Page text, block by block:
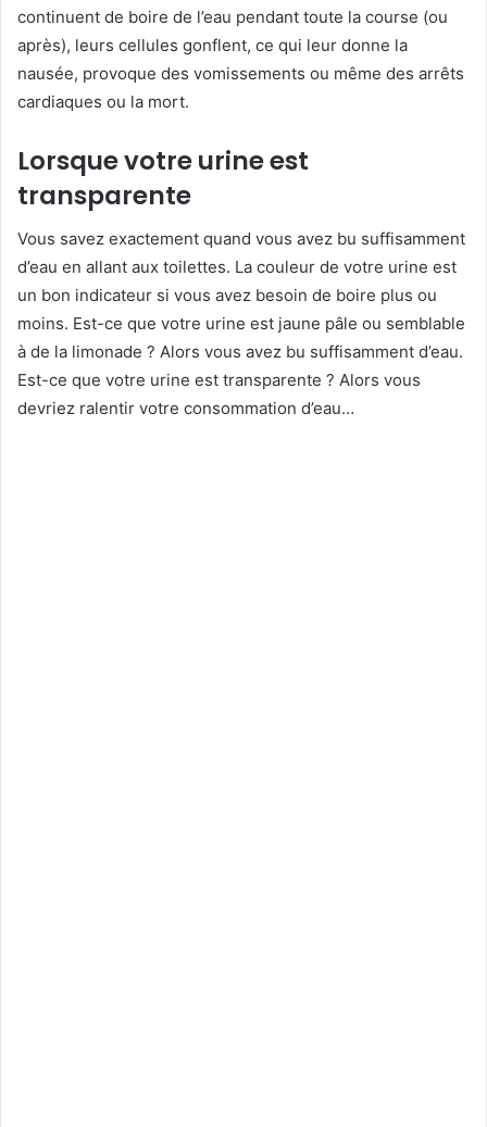
continuent de boire de l’eau pendant toute la course (ou
après), leurs cellules gonflent, ce qui leur donne la
nausée, provoque des vomissements ou même des arrêts
cardiaques ou la mort.
Lorsque votre urine est
transparente
Vous savez exactement quand vous avez bu suffisamment
d’eau en allant aux toilettes. La couleur de votre urine est
un bon indicateur si vous avez besoin de boire plus ou
moins. Est-ce que votre urine est jaune pâle ou semblable
à de la limonade ? Alors vous avez bu suffisamment d’eau.
Est-ce que votre urine est transparente ? Alors vous
devriez ralentir votre consommation d’eau…